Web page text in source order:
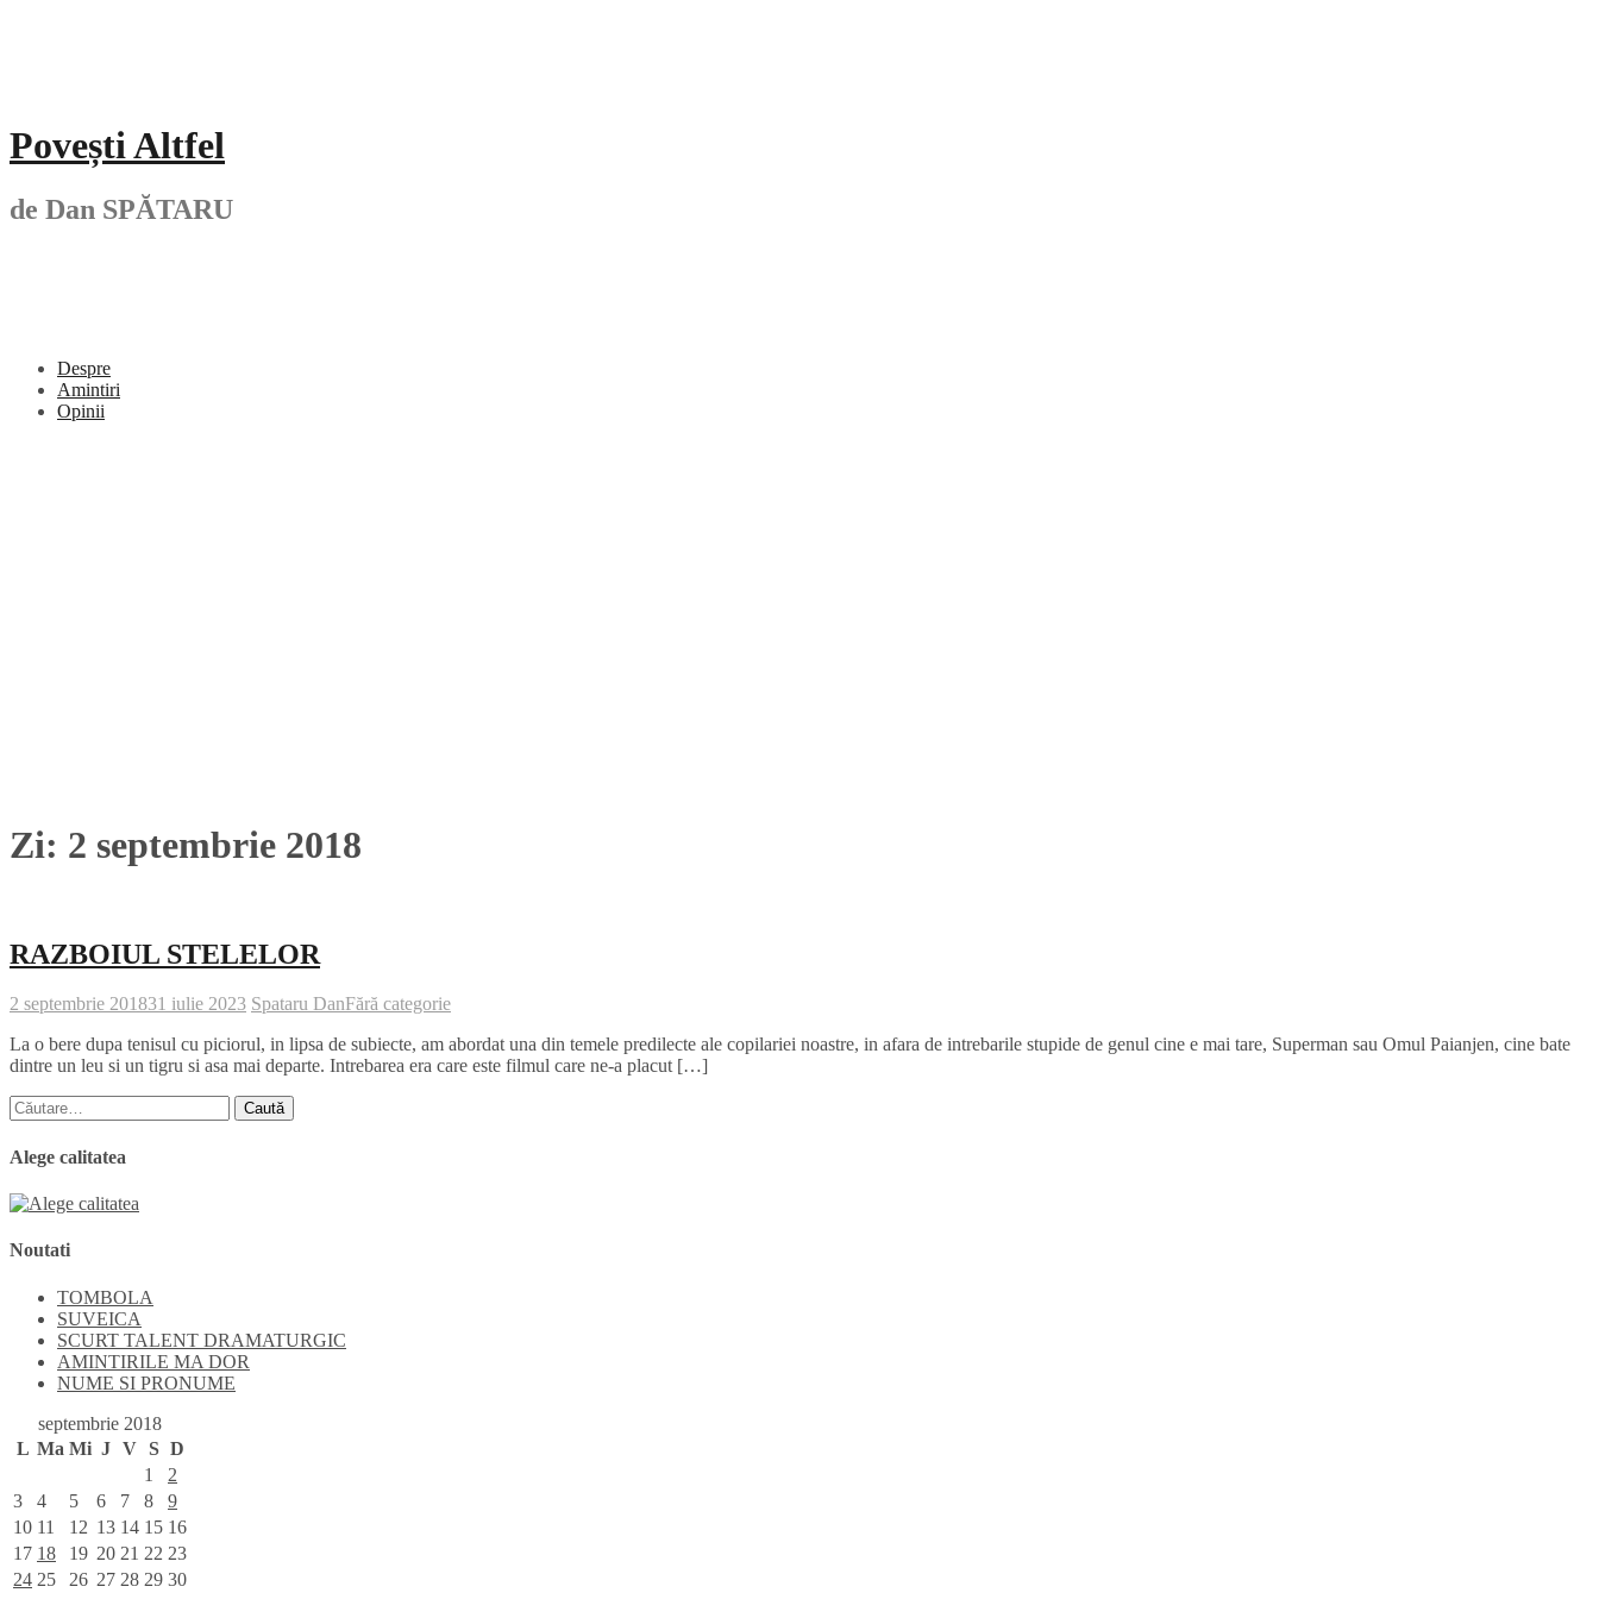
Povești Altfel
de Dan SPĂTARU
Despre
Amintiri
Opinii
Zi: 2 septembrie 2018
RAZBOIUL STELELOR
2 septembrie 201831 iulie 2023 Spataru DanFără categorie
La o bere dupa tenisul cu piciorul, in lipsa de subiecte, am abordat una din temele predilecte ale copilariei noastre, in afara de intrebarile stupide de genul cine e mai tare, Superman sau Omul Paianjen, cine bate
dintre un leu si un tigru si asa mai departe. Intrebarea era care este filmul care ne-a placut […]
Caută
după:
Alege calitatea
Noutati
TOMBOLA
SUVEICA
SCURT TALENT DRAMATURGIC
AMINTIRILE MA DOR
NUME SI PRONUME
septembrie 2018
L Ma Mi J V S D
1
2
3
4 5 6 7 8
9
10 11 12 13 14 15 16
17 18 19 20 21 22 23
24 25 26 27 28 29 30